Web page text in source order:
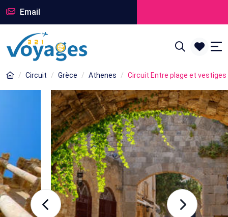
Email
Circuit Grèce Athenes Circuit Entre plage et